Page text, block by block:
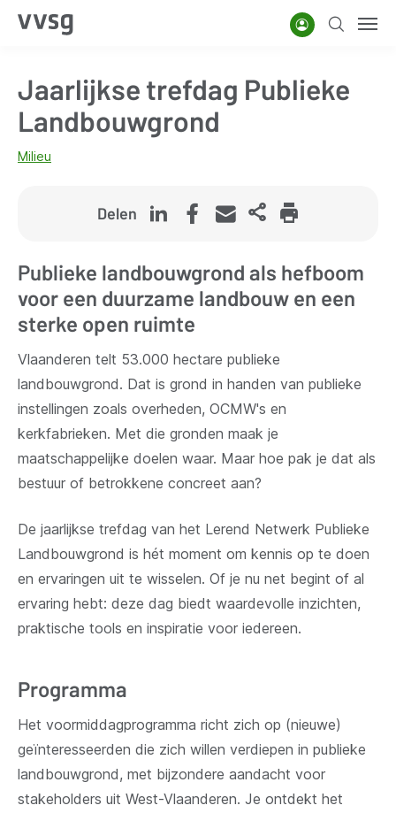
Overslaan
inhoud
gaan
AccountZoeken
Jaarlijkse trefdag Publieke
Landbouwgrond
Milieu
Delen
Publieke landbouwgrond als hefboom
voor een duurzame landbouw en een
sterke open ruimte
Vlaanderen telt 53.000 hectare publieke
landbouwgrond. Dat is grond in handen van publieke
instellingen zoals overheden, OCMW's en
kerkfabrieken. Met die gronden maak je
maatschappelijke doelen waar. Maar hoe pak je dat als
bestuur of betrokkene concreet aan?
De jaarlijkse trefdag van het Lerend Netwerk Publieke
Landbouwgrond is hét moment om kennis op te doen
en ervaringen uit te wisselen. Of je nu net begint of al
ervaring hebt: deze dag biedt waardevolle inzichten,
praktische tools en inspiratie voor iedereen.
Programma
Het voormiddagprogramma richt zich op (nieuwe)
geïnteresseerden die zich willen verdiepen in publieke
landbouwgrond, met bijzondere aandacht voor
stakeholders uit West-Vlaanderen. Je ontdekt het